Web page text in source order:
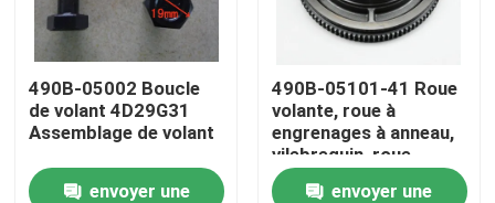
Contrôle de la qualité
Nous contacter
Demandez un devis
490B-05002 Boucle
de volant 4D29G31
Assemblage de volant
envoyer une
490B-05101-41 Roue
volante, roue à
engrenages à anneau,
vilebrequin, roue
volante
envoyer une